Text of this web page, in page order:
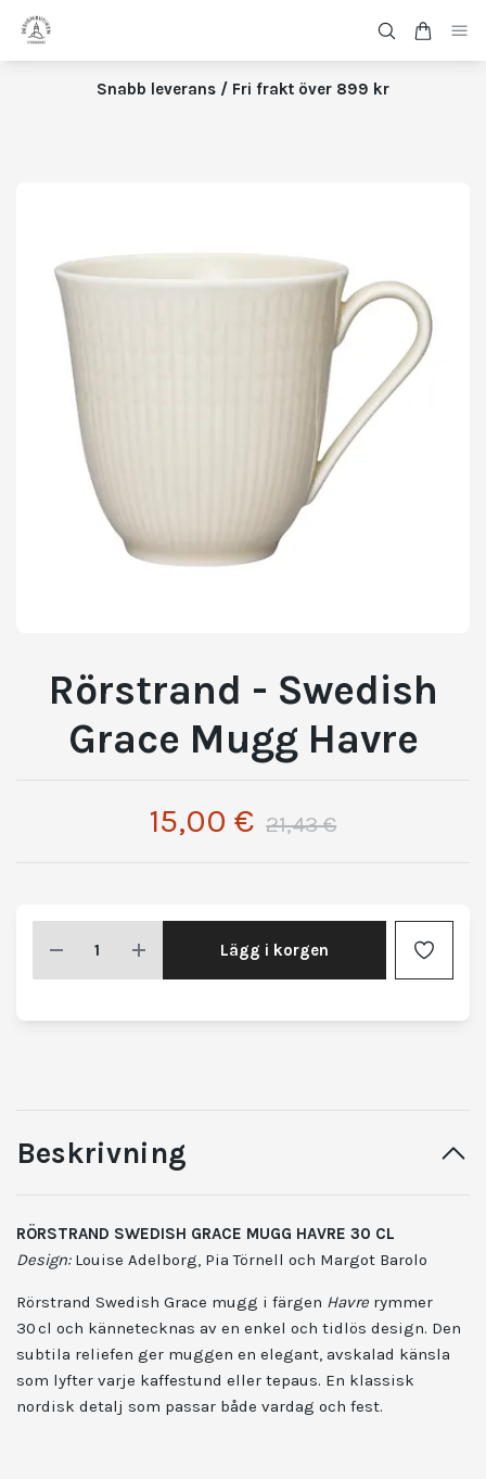
Snabb leverans / Fri frakt över 899 kr
Rörstrand - Swedish
Grace Mugg Havre
15,00 € 21,43 €
Lägg i korgen
Beskrivning
RÖRSTRAND SWEDISH GRACE MUGG HAVRE 30 CL
Design:Louise Adelborg, Pia Törnell och Margot Barolo
Rörstrand Swedish Grace mugg i färgen Havre rymmer
30 cl och kännetecknas av en enkel och tidlös design. Den
subtila reliefen ger muggen en elegant, avskalad känsla
som lyfter varje kaffestund eller tepaus. En klassisk
nordisk detalj som passar både vardag och fest.